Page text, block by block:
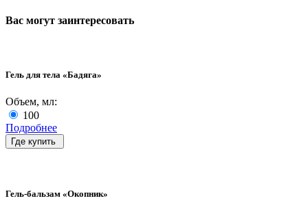
Вас могут заинтересовать
Гель для тела «Бадяга»
Объем, мл:
100
Подробнее
Где купить
Гель-бальзам «Окопник»